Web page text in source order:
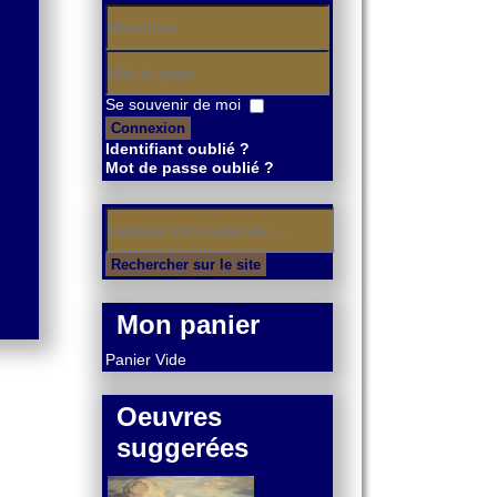
Mot
de
passe
Se souvenir de moi
Connexion
Identifiant oublié ?
Mot de passe oublié ?
Mon panier
Panier Vide
Oeuvres
suggerées